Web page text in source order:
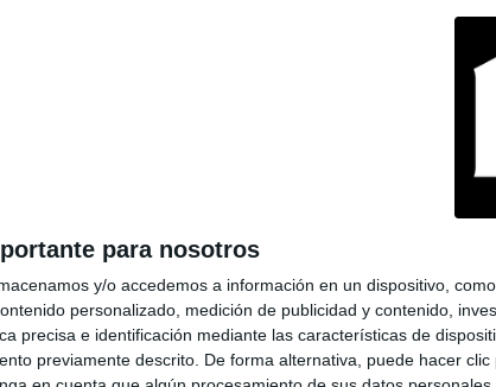
para nosotros
y/o accedemos a información en un dispositivo,
personalizado, medición de publicidad y contenido,
precisa e identificación mediante las características de
previamente descrito. De forma alternativa, puede hacer